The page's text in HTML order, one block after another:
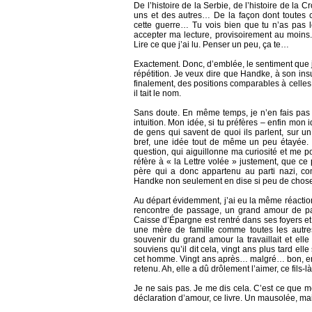
De l’histoire de la Serbie, de l’histoire de la
uns et des autres… De la façon dont toutes
cette guerre… Tu vois bien que tu n’as pas
accepter ma lecture, provisoirement au
Lire ce que j’ai lu. Penser un peu, ça te…
Exactement. Donc, d’emblée, le sentiment
répétition. Je veux dire que Handke, à son
finalement, des positions comparables à
il tait le nom.
Sans doute. En même temps, je n’en fais
intuition. Mon idée, si tu préfères – enfin mon
de gens qui savent de quoi ils parlent, sur
bref, une idée tout de même un peu
question, qui aiguillonne ma curiosité et me
réfère à « la Lettre volée » justement, que
père qui a donc appartenu au parti nazi,
Handke non seulement en dise si peu de
Au départ évidemment, j’ai eu la même
rencontre de passage, un grand amour de
Caisse d’Épargne est rentré dans ses foyers
une mère de famille comme toutes les
souvenir du grand amour la travaillait et
souviens qu’il dit cela, vingt ans plus tard
cet homme. Vingt ans après… malgré… bon,
retenu. Ah, elle a dû drôlement l’aimer, ce fils-
Je ne sais pas. Je me dis cela. C’est ce que
déclaration d’amour, ce livre. Un mausolée,